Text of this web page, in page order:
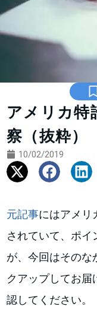
アメリカ特
察（抜粋）
10/02/2019
元記事にはアメリ
されていて、ポイ
が、今回はそのな
クアップしてお届
認してください。